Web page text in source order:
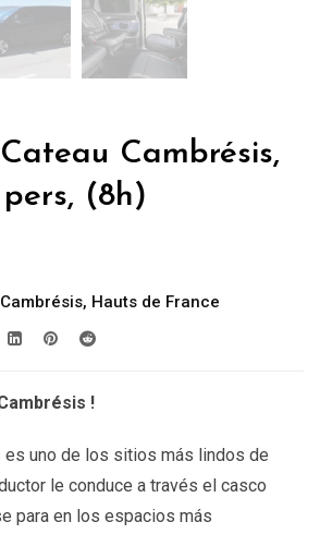
Cambrésis,
(8h)
, Hauts de France
!
es uno de los sitios más lindos de
le conduce a través el casco
para en los espacios más